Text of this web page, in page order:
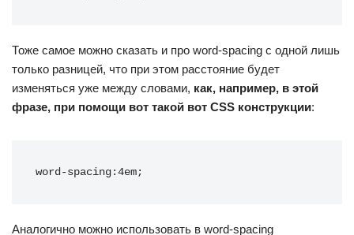
Тоже самое можно сказать и про word-spacing с одной лишь
только разницей, что при этом расстояние будет
изменяться уже между словами, как, например, в этой
фразе, при помощи вот такой вот CSS конструкции:
word-spacing:4em;
Аналогично можно использовать в word-spacing